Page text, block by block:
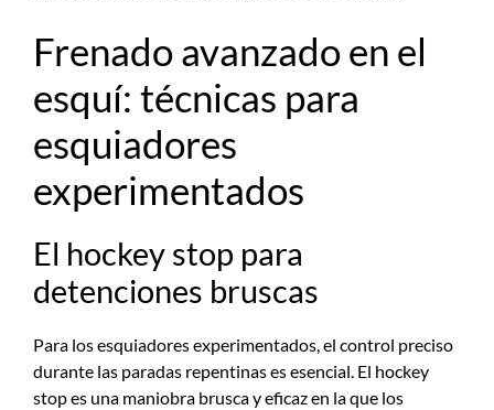
Frenado avanzado en el
esquí: técnicas para
esquiadores
experimentados
El hockey stop para
detenciones bruscas
Para los esquiadores experimentados, el control preciso
durante las paradas repentinas es esencial. El hockey
stop es una maniobra brusca y eficaz en la que los